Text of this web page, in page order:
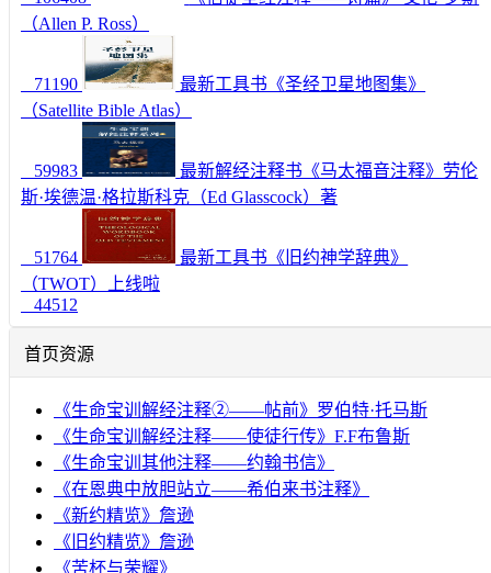
（Allen P. Ross）
71190
最新工具书《圣经卫星地图集》
（Satellite Bible Atlas）
59983
最新解经注释书《马太福音注释》劳伦
斯·埃德温·格拉斯科克（Ed Glasscock）著
51764
最新工具书《旧约神学辞典》
（TWOT）上线啦
44512
首页资源
《生命宝训解经注释②——帖前》罗伯特·托马斯
《生命宝训解经注释——使徒行传》F.F布鲁斯
《生命宝训其他注释——约翰书信》
《在恩典中放胆站立——希伯来书注释》
《新约精览》詹逊
《旧约精览》詹逊
《苦杯与荣耀》